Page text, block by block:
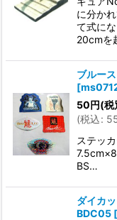
に分か
て式に
20cmを
ブルー
[
50円(税
(税込:
ステッ
BS…
ダイカ
BDC05 [